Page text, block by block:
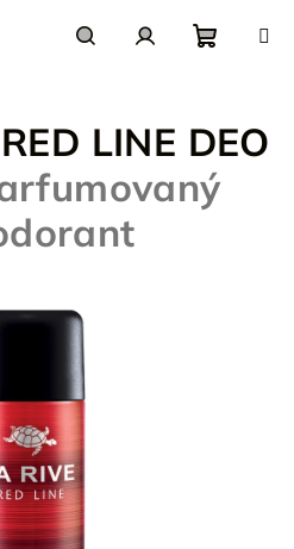
košík
LINE DEO